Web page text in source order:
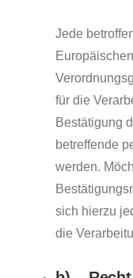
Jede
für die
Bestätigung
betreffende
werden.
sich hierzu
die